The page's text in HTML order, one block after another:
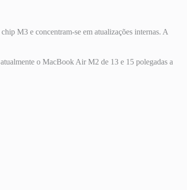
M3 e concentram-se em atualizações internas. A
o MacBook Air M2 de 13 e 15 polegadas a